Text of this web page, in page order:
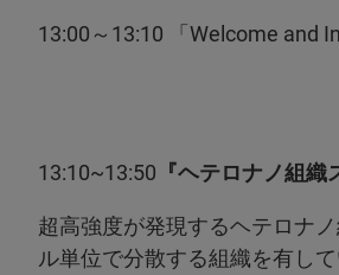
13:00～13:10 「Welcome and
ブルカージャパ
鈴木
13:10~13:50 『ヘテロナノ組
超高強度が発現するヘテロナ
ル単位で分散する組織を有し